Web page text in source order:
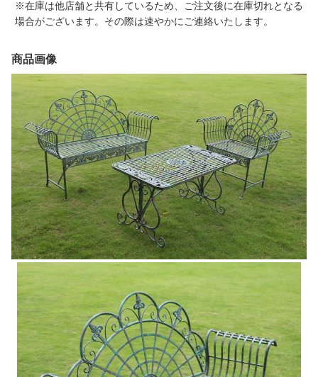
※在庫は他店舗と共有しているため、ご注文後に在庫切れとなる
場合がございます。その際は速やかにご連絡いたします。
商品画像